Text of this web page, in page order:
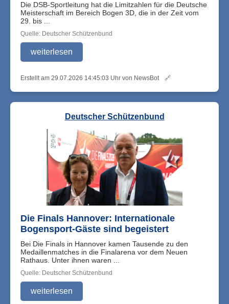
Die DSB-Sportleitung hat die Limitzahlen für die Deutsche
Meisterschaft im Bereich Bogen 3D, die in der Zeit vom
29. bis ...
Quelle: Deutscher Schützenbund
weiterlesen
Erstellt am 29.07.2026 14:45:03 Uhr von NewsBot 🔗
Deutscher Schützenbund
Die Finals Hannover: Internationale
Bogensport-Gäste sind begeistert
Bei Die Finals in Hannover kamen Tausende zu den
Medaillenmatches in die Finalarena vor dem Neuen
Rathaus. Unter ihnen waren ...
Quelle: Deutscher Schützenbund
weiterlesen